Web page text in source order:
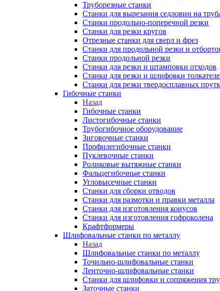
Труборезные станки
Станки для вырезания седловин на
Станки продольно-поперечной резки
Станки для резки кругов
Отрезные станки для сверл и фрез
Станки для продольной резки и
Станки продольной резки
Станки для резки и штамповки отходов
Станки для резки и шлифовки
Станки для резки твердосплавных
Гибочные станки
Назад
Гибочные станки
Листогибочные станки
Трубогибочное оборудование
Зиговочные станки
Профилегибочные станки
Пуклевочные станки
Роликовые вытяжные станки
Фальцегибочные станки
Угловысечные станки
Станки для сборки отводов
Станки для размотки и правки металла
Станки для изготовления конусов
Станки для изготовления гофроколена
Крафтформеры
Шлифовальные станки по металлу
Назад
Шлифовальные станки по металлу
Точильно-шлифовальные станки
Ленточно-шлифовальные станки
Станки для шлифовки и сопряжения
Заточные станки